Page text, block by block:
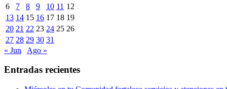
6
7 8 9 10 11 12
13 14 15 16 17 18 19
20 21 22 23 24 25 26
27 28 29 30 31
« Jun
Ago »
Entradas recientes